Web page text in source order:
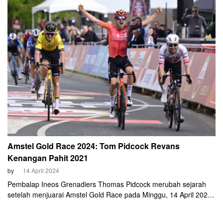
Amstel Gold Race 2024: Tom Pidcock Revans
Kenangan Pahit 2021
by 14 April 2024
Pembalap Ineos Grenadiers Thomas Pidcock merubah sejarah
setelah menjuarai Amstel Gold Race pada Minggu, 14 April 2024.